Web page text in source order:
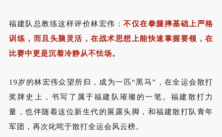
福建队总教练这样评价林宏伟： 不仅在拳腿摔基础上严格
训练，而且头脑灵活，在战术思想上能快速掌握要领，在
比赛中更是沉着冷静从不怯场。
19岁的林宏伟众望所归，成为一匹“黑马”，在全运会散打
奖牌史上，书写了属于福建队璀璨的一笔。福建散打力
量，也伴随着这位新生代的展露头脚，和福建散打队青年
军团，再次叱咤于散打全运会风云榜。